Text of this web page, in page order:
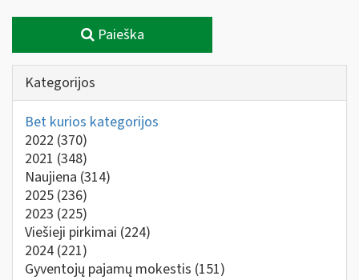
Paieška
Kategorijos
Bet kurios kategorijos
2022 (370)
2021 (348)
Naujiena (314)
2025 (236)
2023 (225)
Viešieji pirkimai (224)
2024 (221)
Gyventojų pajamų mokestis (151)